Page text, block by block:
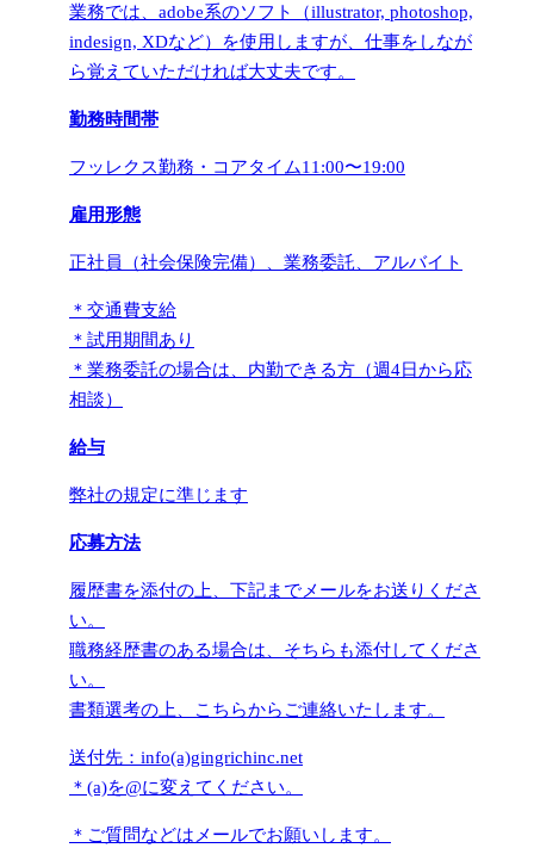
業務では、adobe系のソフト（illustrator, photoshop,
indesign, XDなど）を使用しますが、仕事をしなが
ら覚えていただければ大丈夫です。
勤務時間帯
フッレクス勤務・コアタイム11:00〜19:00
雇用形態
正社員（社会保険完備）、業務委託、アルバイト
＊交通費支給
＊試用期間あり
＊業務委託の場合は、内勤できる方（週4日から応
相談）
給与
弊社の規定に準じます
応募方法
履歴書を添付の上、下記までメールをお送りくださ
い。
職務経歴書のある場合は、そちらも添付してくださ
い。
書類選考の上、こちらからご連絡いたします。
送付先：info(a)gingrichinc.net
＊(a)を@に変えてください。
＊ご質問などはメールでお願いします。